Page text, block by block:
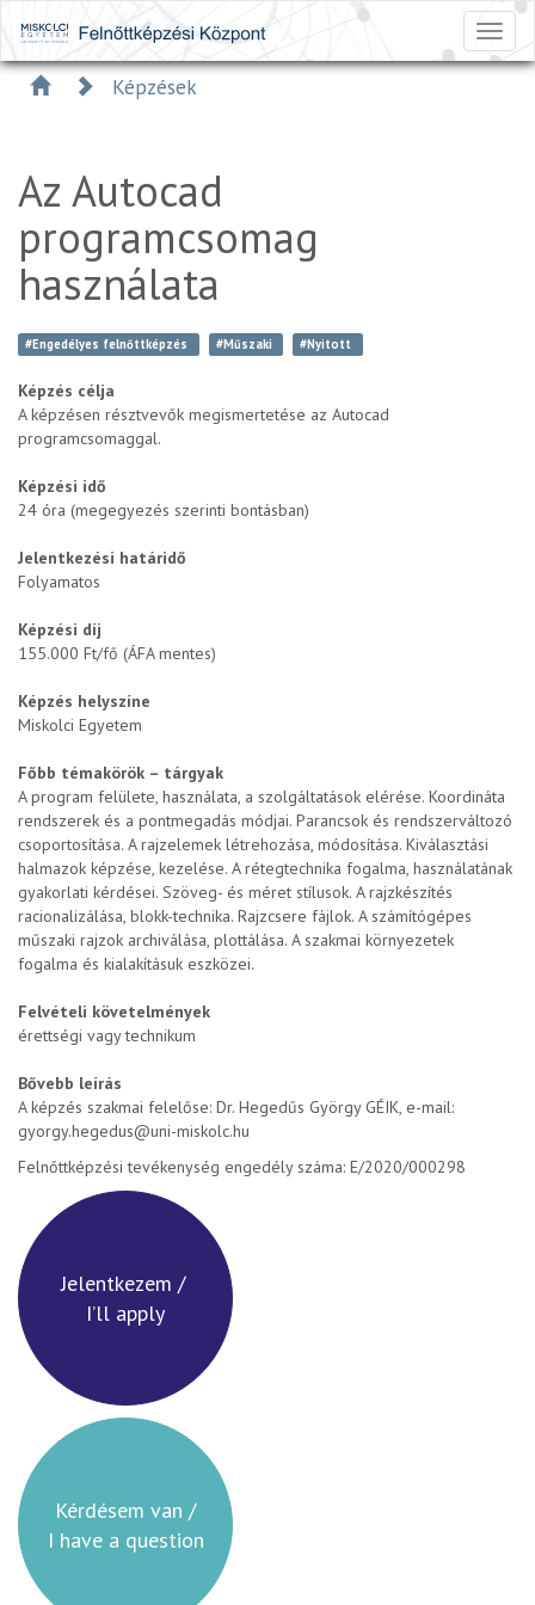
Képzések
Az Autocad
programcsomag
használata
#Engedélyes felnőttképzés #Műszaki #Nyitott
Képzés célja
A képzésen résztvevők megismertetése az Autocad
programcsomaggal.
Képzési idő
24 óra (megegyezés szerinti bontásban)
Jelentkezési határidő
Folyamatos
Képzési díj
155.000 Ft/fő (ÁFA mentes)
Képzés helyszíne
Miskolci Egyetem
Főbb témakörök – tárgyak
A program felülete, használata, a szolgáltatások elérése. Koordináta
rendszerek és a pontmegadás módjai. Parancsok és rendszerváltozó
csoportosítása. A rajzelemek létrehozása, módosítása. Kiválasztási
halmazok képzése, kezelése. A rétegtechnika fogalma, használatának
gyakorlati kérdései. Szöveg- és méret stílusok. A rajzkészítés
racionalizálása, blokk-technika. Rajzcsere fájlok. A számítógépes
műszaki rajzok archiválása, plottálása. A szakmai környezetek
fogalma és kialakításuk eszközei.
Felvételi követelmények
érettségi vagy technikum
Bővebb leírás
A képzés szakmai felelőse: Dr. Hegedűs György GÉIK, e-mail:
gyorgy.hegedus@uni-miskolc.hu
Felnőttképzési tevékenység engedély száma: E/2020/000298
Jelentkezem /
I’ll apply
Kérdésem van /
I have a question